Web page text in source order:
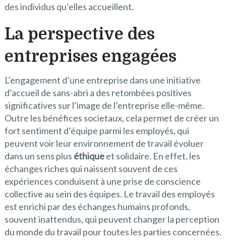
des individus qu’elles accueillent.
La perspective des
entreprises engagées
L’engagement d’une entreprise dans une initiative
d’accueil de sans-abri a des retombées positives
significatives sur l’image de l’entreprise elle-même.
Outre les bénéfices societaux, cela permet de créer un
fort sentiment d’équipe parmi les employés, qui
peuvent voir leur environnement de travail évoluer
dans un sens plus éthiqueet solidaire. En effet, les
échanges riches qui naissent souvent de ces
expériences conduisent à une prise de conscience
collective au sein des équipes. Le travail des employés
est enrichi par des échanges humains profonds,
souvent inattendus, qui peuvent changer la perception
du monde du travail pour toutes les parties concernées.